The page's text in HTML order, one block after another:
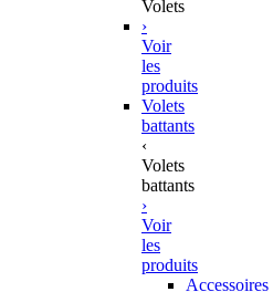
Volets
›
Voir
les
produits
Volets
battants
‹
Volets
battants
›
Voir
les
produits
Accessoires